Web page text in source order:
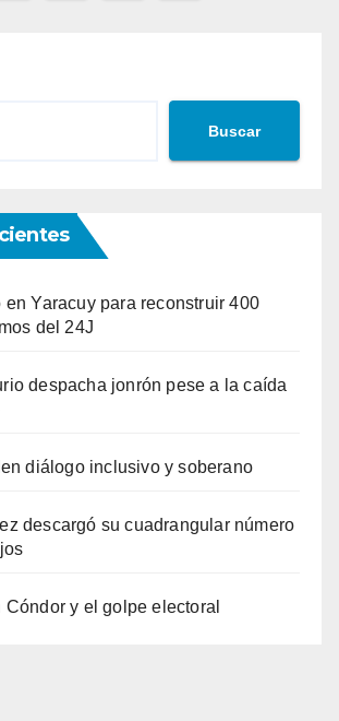
Buscar
en Yaracuy para reconstruir 400
del 24J
despacha jonrón pese a la caída
diálogo inclusivo y soberano
descargó su cuadrangular número
Cóndor y el golpe electoral